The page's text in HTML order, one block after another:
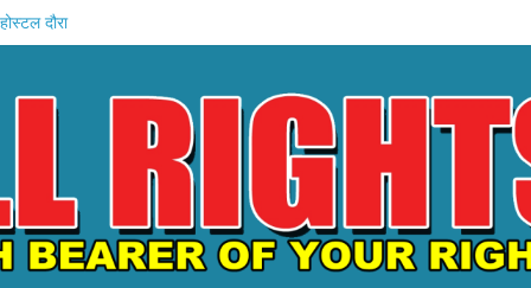
चला जादू
दौरा
समस्याएं
निरीक्षण